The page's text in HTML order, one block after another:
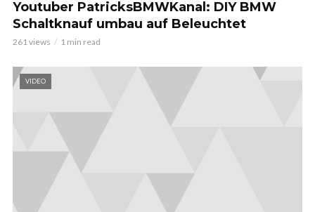
Youtuber PatricksBMWKanal: DIY BMW
Schaltknauf umbau auf Beleuchtet
261 views 1 min read
VIDEO